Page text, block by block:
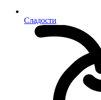
Сладости